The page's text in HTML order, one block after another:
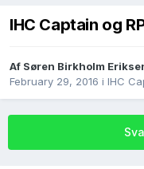
IHC Captain og
Af Søren Birkholm
February 29, 2016 i IHC